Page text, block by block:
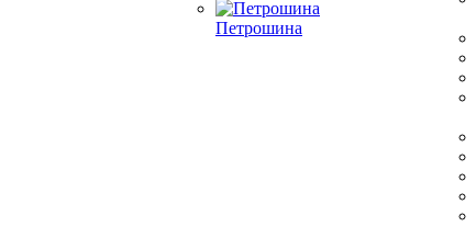
Петрошина